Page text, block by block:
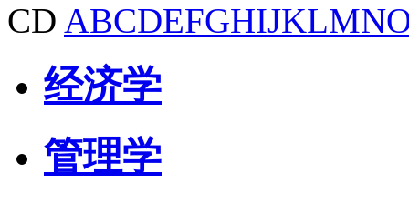
CD ABCDEFGHIJKLMN
经济学
管理学